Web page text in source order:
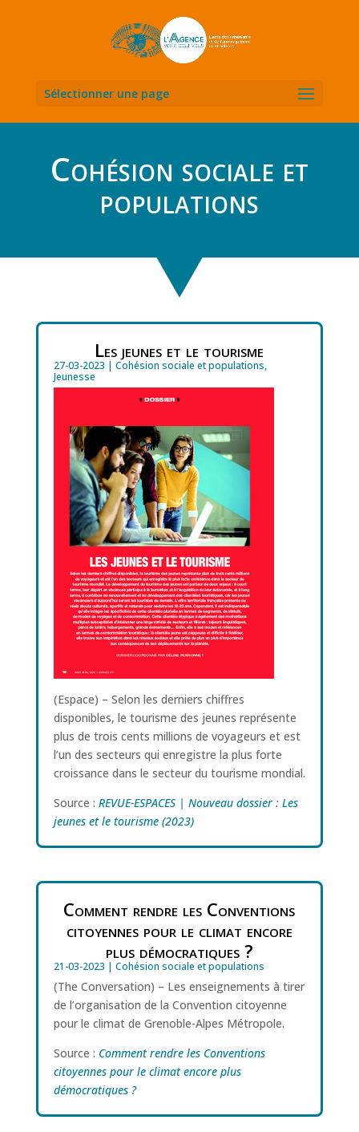
Sélectionner une page
Cohésion sociale et
populations
Les jeunes et le tourisme
27-03-2023 | Cohésion sociale et populations,
Jeunesse
(Espace) – Selon les derniers chiffres
disponibles, le tourisme des jeunes représente
plus de trois cents millions de voyageurs et est
l’un des secteurs qui enregistre la plus forte
croissance dans le secteur du tourisme mondial.
Source : REVUE-ESPACES | Nouveau dossier : Les
jeunes et le tourisme (2023)
Comment rendre les Conventions
citoyennes pour le climat encore
plus démocratiques ?
21-03-2023 | Cohésion sociale et populations
(The Conversation) – Les enseignements à tirer
de l’organisation de la Convention citoyenne
pour le climat de Grenoble-Alpes Métropole.
Source : Comment rendre les Conventions
citoyennes pour le climat encore plus
démocratiques ?